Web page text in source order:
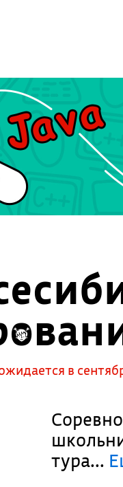
в
тура...